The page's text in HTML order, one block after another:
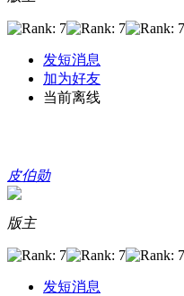
发短消息
加为好友
当前离线
皮伯勋
版主
发短消息